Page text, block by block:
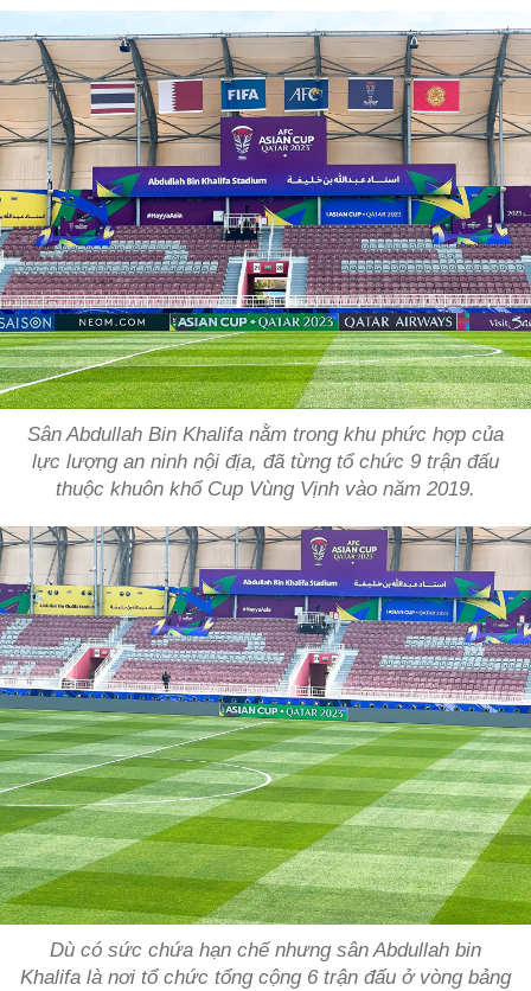
Sân Abdullah Bin Khalifa nằm trong khu phức hợp của
lực lượng an ninh nội địa, đã từng tổ chức 9 trận đấu
thuộc khuôn khổ Cup Vùng Vịnh vào năm 2019.
Dù có sức chứa hạn chế nhưng sân Abdullah bin
Khalifa là nơi tổ chức tổng cộng 6 trận đấu ở vòng bảng